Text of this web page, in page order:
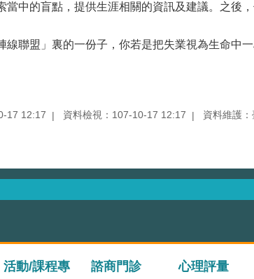
當中的盲點，提供生涯相關的資訊及建議。之後
聯盟」裏的一份子，你若是把失業視為生命中
17 12:17 資料檢視：107-10-17 12:17 資料維護
活動/課程專
諮商門診 心理評量